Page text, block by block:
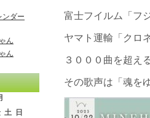
富士フイルム「フ
ヤマト運輸「クロ
３０００曲を超え
その歌声は「魂を
ンダー
ん
ん
土
日